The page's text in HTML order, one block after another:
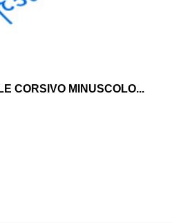
CORSIVO MINUSCOLO...